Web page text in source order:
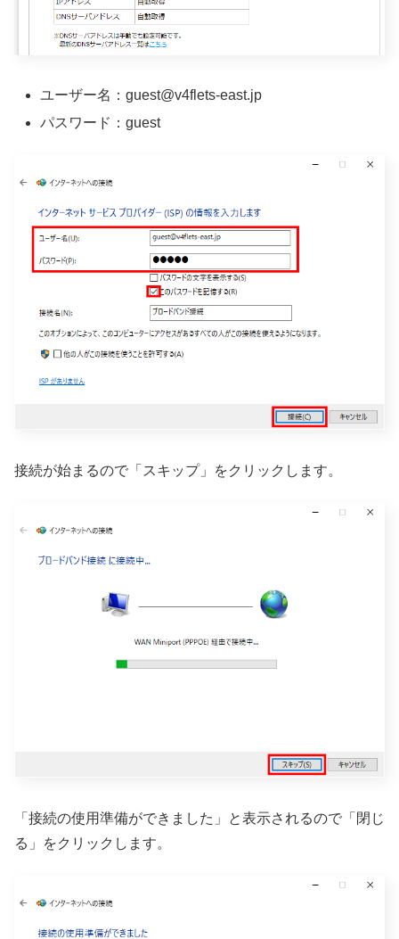
ユーザー名：guest@v4flets-east.jp
パスワード：guest
接続が始まるので「スキップ」をクリックします。
「接続の使用準備ができました」と表示されるので「閉じ
る」をクリックします。